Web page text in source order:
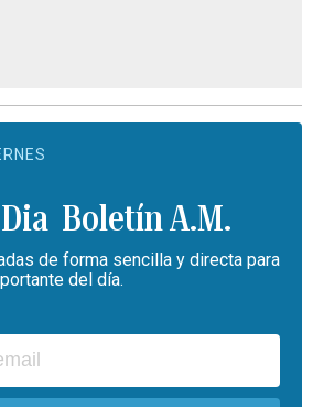
Boletín A.M.
de forma sencilla y directa para
del día.